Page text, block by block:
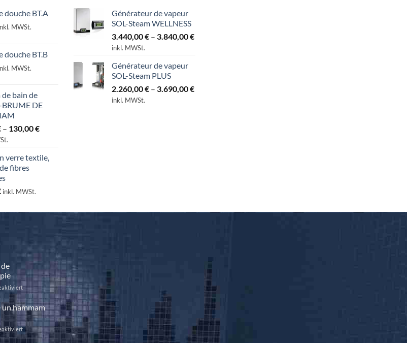
douche BT.A
MWSt.
douche BT.B
MWSt.
bain de
DE
– 130,00€Preisspanne:
130,00 €
verre textile,
fibres
inkl. MWSt.
Générateur de vapeur
SOL-Steam WELLNESS
3.440,00€ – 3.840,00€Preisspanne:
inkl. MWSt.
Générateur de vapeur
SOL-Steam PLUS
2.260,00€ – 3.690,00€Preisspanne:
inkl. MWSt.
für
pouvoir
de
l’halothérapie
hammam
für
Construire